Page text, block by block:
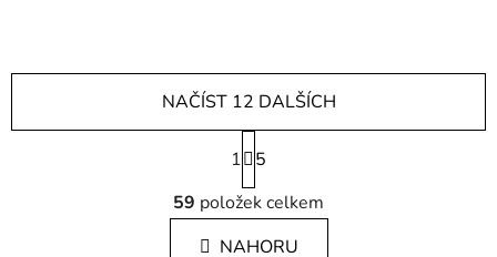
O
v
l
NAČÍST 12 DALŠÍCH
S
t
r
á
n
k
1
5
59 položek celkem
NAHORU